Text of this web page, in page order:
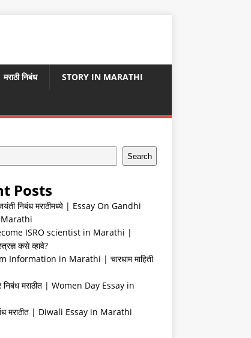
मराठी निबंध STORY IN MARATHI
Search
Posts
जयंती निबंध मराठीमध्ये | Essay On Gandhi
ISRO scientist in Marathi |
कसे व्हावे?
Information in Marathi | चारधाम माहिती
निबंध मराठीत | Women Day Essay in
मराठीत | Diwali Essay in Marathi